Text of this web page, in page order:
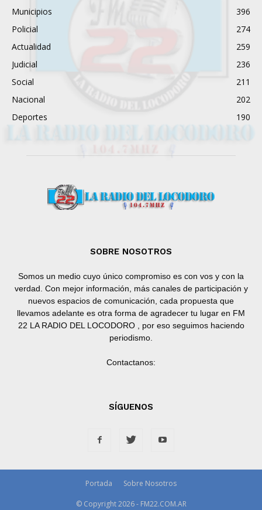
Municipios
396
Policial
274
Actualidad
259
Judicial
236
Social
211
Nacional
202
Deportes
190
SOBRE NOSOTROS
Somos un medio cuyo único compromiso es con vos y con la
verdad. Con mejor información, más canales de participación y
nuevos espacios de comunicación, cada propuesta que
llevamos adelante es otra forma de agradecer tu lugar en FM
22 LA RADIO DEL LOCODORO , por eso seguimos haciendo
periodismo.
Contactanos:
SÍGUENOS
Portada Sobre Nosotros
© Copyright 2026 - FM22.COM.AR